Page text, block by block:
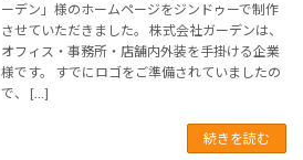
ーデン」様のホームページをジンドゥーで制作
させていただきました。 株式会社ガーデンは、
オフィス・事務所・店舗内外装を手掛ける企業
様です。 すでにロゴをご準備されていましたの
で、 […]
続きを読む